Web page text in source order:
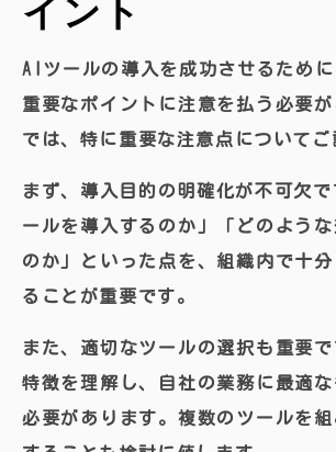
イント
AIツールの導入を成功させるため
重要なポイントに注意を払う必要
では、特に重要な注意点についてご
まず、導入目的の明確化が不可欠
ールを導入するのか」「どのよう
のか」といった点を、組織内で十
ることが重要です。
また、適切なツールの選択も重要
特徴を理解し、自社の業務に最適
必要があります。複数のツールを組